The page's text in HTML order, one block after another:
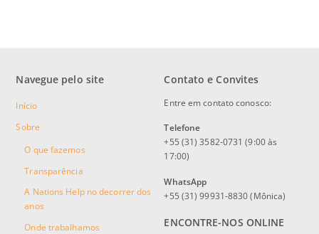
Navegue pelo site
Início
Sobre
O que fazemos
Transparência
A Nations Help no decorrer dos
anos
Onde trabalhamos
Contato e Convites
Entre em contato conosco:
Telefone
+55 (31) 3582-0731 (9:00 às
17:00)
WhatsApp
+55 (31) 99931-8830 (Mônica)
ENCONTRE-NOS ONLINE